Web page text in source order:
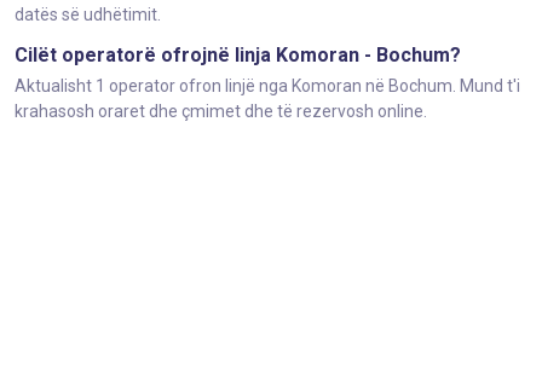
datës së udhëtimit.
Cilët operatorë ofrojnë linja Komoran - Bochum?
Aktualisht 1 operator ofron linjë nga Komoran në Bochum. Mund t'i
krahasosh oraret dhe çmimet dhe të rezervosh online.